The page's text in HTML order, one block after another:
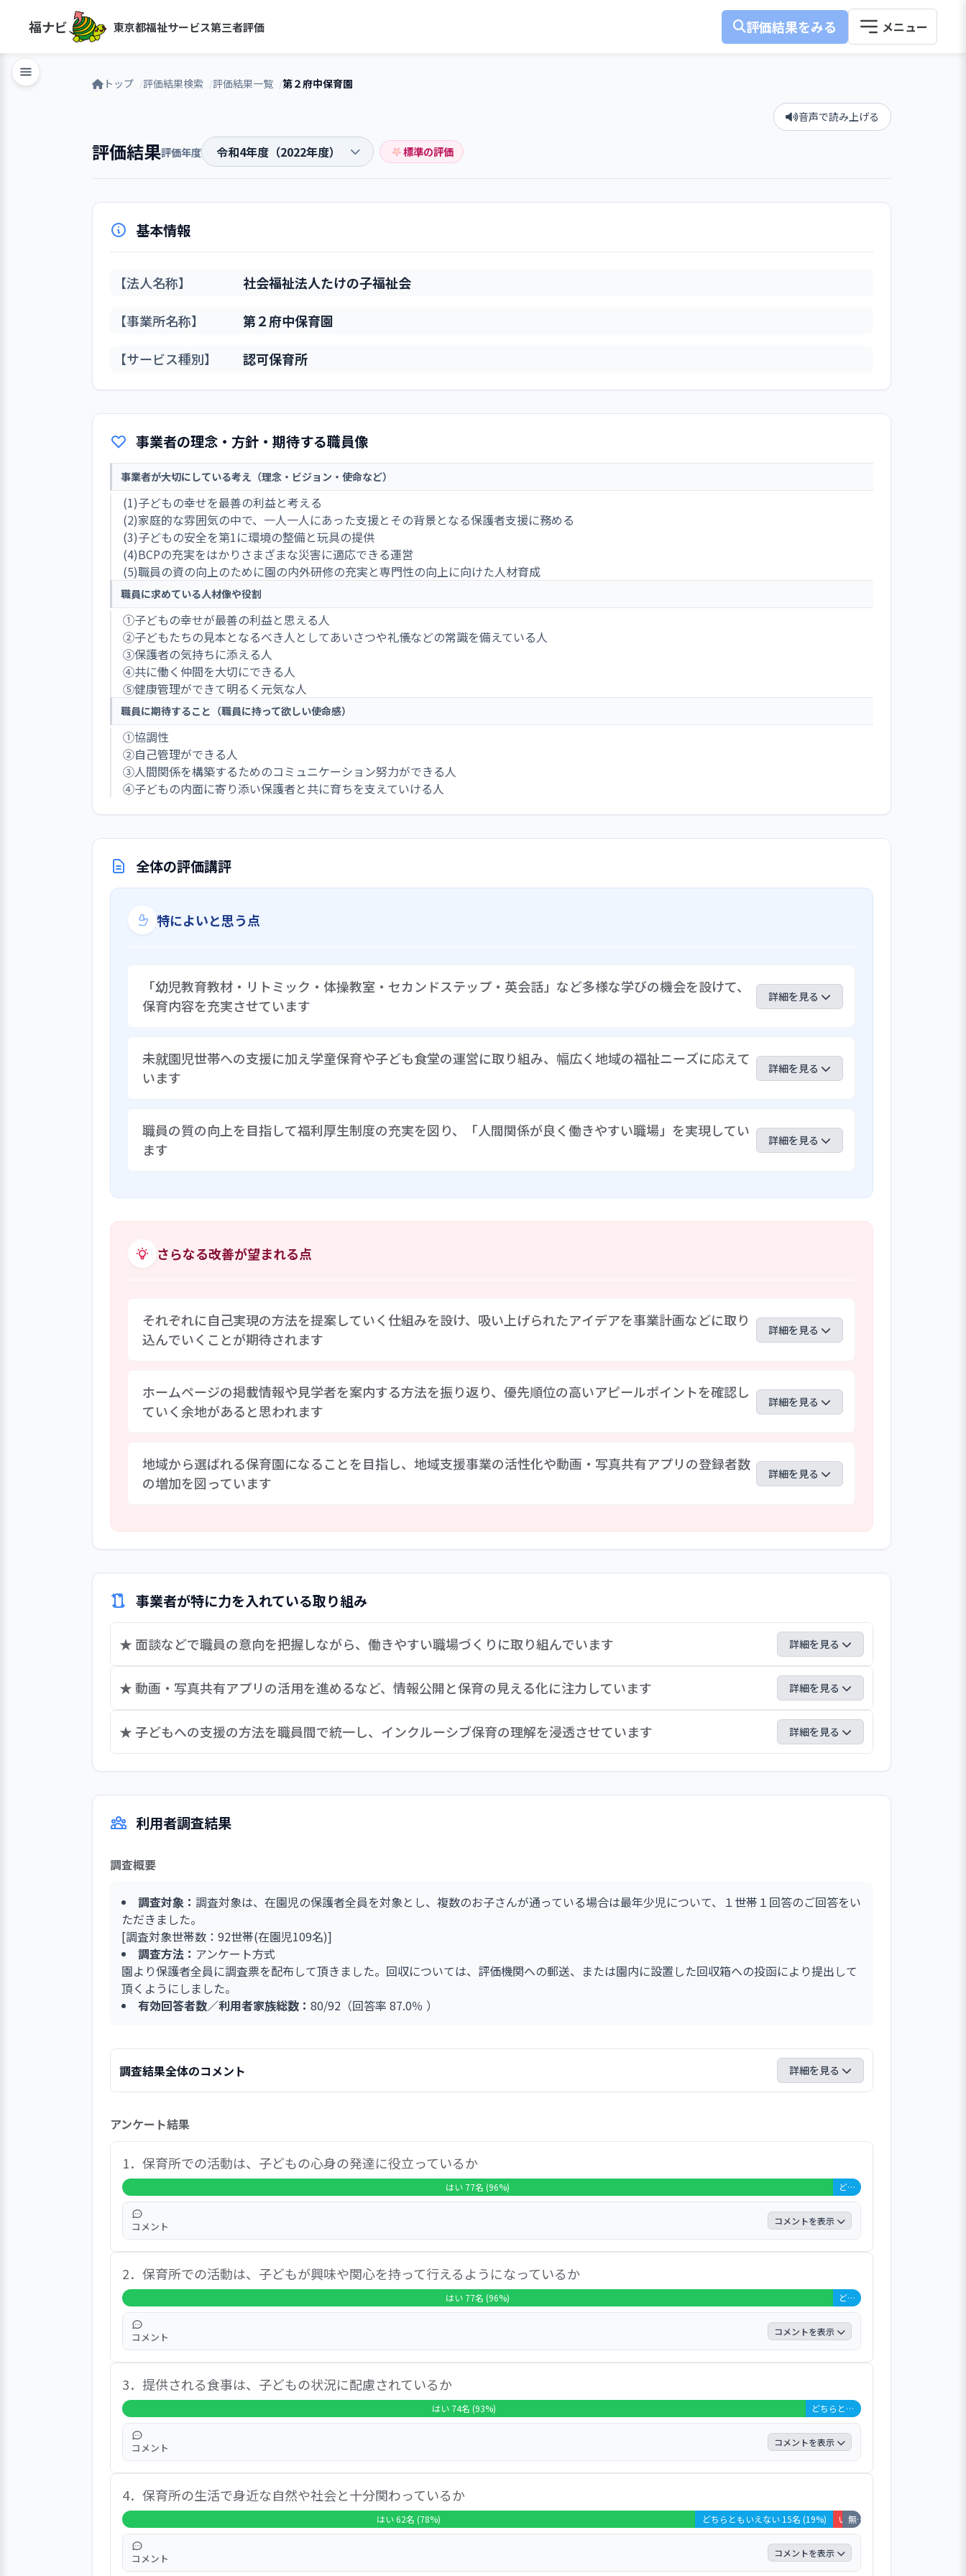
福ナビ 東京都福祉サービス第三者評価 評価結果をみる
トップ 評価結果検索 評価結果一覧 第２府中保育園
音声で読み上げる
評価結果評価年度 標準の評価
基本情報
【法人名称】 社会福祉法人たけの子福祉会
【事業所名称】 第２府中保育園
【サービス種別】 認可保育所
事業者の理念・方針・期待する職員像
事業者が大切にしている考え（理念・ビジョン・使命など）
(1)子どもの幸せを最善の利益と考える
(2)家庭的な雰囲気の中で、一人一人にあった支援とその背景となる保護者支援に務める
(3)子どもの安全を第1に環境の整備と玩具の提供
(4)BCPの充実をはかりさまざまな災害に適応できる運営
(5)職員の資の向上のために園の内外研修の充実と専門性の向上に向けた人材育成
職員に求めている人材像や役割
①子どもの幸せが最善の利益と思える人
②子どもたちの見本となるべき人としてあいさつや礼儀などの常識を備えている人
③保護者の気持ちに添える人
④共に働く仲間を大切にできる人
⑤健康管理ができて明るく元気な人
職員に期待すること（職員に持って欲しい使命感）
①協調性
②自己管理ができる人
③人間関係を構築するためのコミュニケーション努力ができる人
④子どもの内面に寄り添い保護者と共に育ちを支えていける人
全体の評価講評
特によいと思う点
「幼児教育教材・リトミック・体操教室・セカンドステップ・英会話」など多様な学びの機会を設けて、
保育内容を充実させています
詳細を見る
教授と連携した保育の実践研究に取り組み、6年目を迎えています。具体的なカリキュラムとして幼児教育教材を導入し、子どもたちの国
語力向上をはじめ、小学校への進学につながる学びの力を育んでいます。そのような取り組みの経過と成果をまとめた書籍の出版も行い
未就園児世帯への支援に加え学童保育や子ども食堂の運営に取り組み、幅広く地域の福祉ニーズに応えて
います
詳細を見る
庭開放（おひさま広場）・身体測定（のびのび測定）・体験保育（なかよし体験）」などを行ってきました。また、一時保育「にっころ
クラブ」と学童保育「たけの子クラブ」を設置して、未就園児から小学校の子どもを預かっています。加えて現在は、敷地内に子ども食
職員の質の向上を目指して福利厚生制度の充実を図り、「人間関係が良く働きやすい職場」を実現してい
ます
詳細を見る
て福利厚生制度の充実を図っています。そのような取り組みの成果として、本評価に関連する職員の自己評価結果においても、多くの職
さらなる改善が望まれる点
それぞれに自己実現の方法を提案していく仕組みを設け、吸い上げられたアイデアを事業計画などに取り
込んでいくことが期待されます
詳細を見る
載するとともに、中・長期計画を踏まえた単年度計画を策定しています。そして、経営層は今後のビジョンをさらに広げています。ただ
し、本評価に係る職員自己評価の結果において、サービスの質の向上に係るアイデアは多く見られませんでした。今後、職員も参画しな
ホームページの掲載情報や見学者を案内する方法を振り返り、優先順位の高いアピールポイントを確認し
ていく余地があると思われます
詳細を見る
内・園児の生活・地域支援・その他」と区分し、さらに細かいテーマごとに紹介ページを設けています。そのような情報発信に対して、
利用者調査で得られたコメントでは着眼点の絞り込みや情報から受けた期待値に対する実際の満足度が不十分であるとする声も見られま
地域から選ばれる保育園になることを目指し、地域支援事業の活性化や動画・写真共有アプリの登録者数
の増加を図っています
詳細を見る
増設しました。登録者数の増加に向けて引き続き取り組んでいく方針を掲げており、今後、このような取り組みが成果を上げていくこと
と期待されます。
事業者が特に力を入れている取り組み
★ 面談などで職員の意向を把握しながら、働きやすい職場づくりに取り組んでいます 詳細を見る
「TOKYO働きやすい福祉の職場宣言」の仕組みに則り、働きやすい職場づくりに取り組んでいます。ライフ・ワーク・バランスの視点を持ち、
職場風土の醸成に取り組んでいます。園内のニーズについて、職員の意向を把握するために、年2回の考課者面接と園長面接を行っています。ま
た、福利厚生面において休暇の希望申請制度を設けています。長期休暇は季節を問わず5日間連続取得できるなど休暇を取りやすくしています。
また、職員一人ひとりの状況に合わせてシフト調整を行い、安心して働き続けられるようにしています。
★ 動画・写真共有アプリの活用を進めるなど、情報公開と保育の見える化に注力しています 詳細を見る
府中市において、保育園の経営環境が変化しています。地域の保育園の中でも、利用者の確保に関する関心が高まっています。そのような背景を
受けて、地域に選ばれる園となるために、そして保護者の信頼を得られるよう、情報公開と保育の見える化に注力しています。ホームページに
★ 子どもへの支援の方法を職員間で統一し、インクルーシブ保育の理解を浸透させています 詳細を見る
今後本園が培い継承していくべき保育実践の柱として、インクルーシブ保育を掲げています。背景として、子どもの育ちにも多様性が顕著にみら
への統一的な支援の方法を職員間で確認するなど、インクルーシブ保育の理解と実践の浸透を図っています。
利用者調査結果
調査概要
調査対象： 調査対象は、在園児の保護者全員を対象とし、複数のお子さんが通っている場合は最年少児について、１世帯１回答のご回答をい
ただきました。
[調査対象世帯数：92世帯(在園児109名)]
調査方法： アンケート方式
園より保護者全員に調査票を配布して頂きました。回収については、評価機関への郵送、または園内に設置した回収箱への投函により提出して
頂くようにしました。
有効回答者数／利用者家族総数： 80/92（回答率 87.0％ ）
調査結果全体のコメント 詳細を見る
「大変満足」と「満足」を合わせて96.3％の回答率となっています。「どちらともいえない」2.5％、「不満」1.3％、「大変不満」0％、無回答
が0％でした。園のサービスに対する保護者の満足度がたいへん高いことが確認されました。個別設問では、問1「園が独自に組み立てている
日々の活動や教育等のプログラムは、子どもの心身の発達に役立って いると感じますか？」、問2「お子さんは、園での活動に興味や関心を示
し、学びや遊びを楽しんでいるように見えますか？」について「はい」の回答率が96.3％で最も高く、問17「園の対応に不満を感じたとき、役
所や第三者委員など園外の機関や窓口に相談できる仕組みがあると説明を受けたことがありますか？」では「はい」の回答率が65.0％と最も低
くなっています。
アンケート結果
1．保育所での活動は、子どもの心身の発達に役立っているか
はい 77名 (96%) どちらともいえない 3名 (4%)
コメント コメントを表示
この項目では、「はい」と答えた方が全体の96.3％を占め、「どちらともいえない」が3.8％、「いいえ」が0％、「無回答＋非該当」は0％
という結果でした。自由記述では、多様な意見が寄せられました。
2．保育所での活動は、子どもが興味や関心を持って行えるようになっているか
はい 77名 (96%) どちらともいえない 3名 (4%)
コメント コメントを表示
この項目では、「はい」と答えた方が全体の96.3％を占め、「どちらともいえない」が3.8％、「いいえ」が0％、「無回答＋非該当」は0％
という結果でした。自由記述では、子どもが園での活動を楽しんでいる様子について満足を示す声が複数寄せられました。
3．提供される食事は、子どもの状況に配慮されているか
はい 74名 (93%) どちらともいえない 6名 (8%)
コメント コメントを表示
この項目では、「はい」と答えた方が全体の92.5％を占め、「どちらともいえない」が7.5％、「いいえ」が0％、「無回答＋非該当」は0％
という結果でした。自由記述では、給食の献立や調理方法について満足を示す声が多く寄せられました。
4．保育所の生活で身近な自然や社会と十分関わっているか
はい 62名 (78%) どちらともいえない 15名 (19%) いいえ 1名 (1%)
無回答・非該当 2名 (3%)
コメント コメントを表示